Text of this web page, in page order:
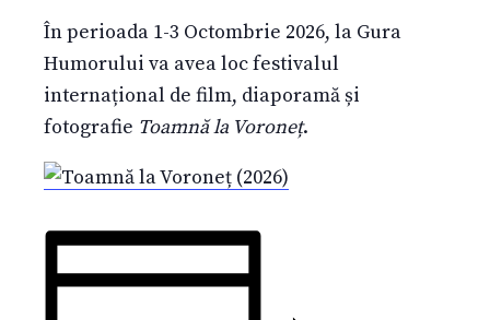
În perioada 1-3 Octombrie 2026, la Gura
Humorului va avea loc festivalul
internațional de film, diaporamă și
fotografie Toamnă la Voroneț.